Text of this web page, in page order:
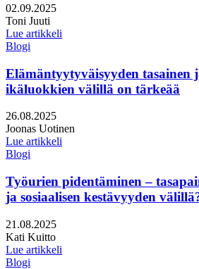
Julkaistu:
02.09.2025
Kirjoittajat:
Toni Juuti
Lue artikkeli
Blogi
Elämäntyytyväisyyden tasainen
ikäluokkien välillä on tärkeää
Julkaistu:
26.08.2025
Kirjoittajat:
Joonas Uotinen
Lue artikkeli
Blogi
Työurien pidentäminen –
ja sosiaalisen kestävyyden
Julkaistu:
21.08.2025
Kirjoittajat:
Kati Kuitto
Lue artikkeli
Blogi